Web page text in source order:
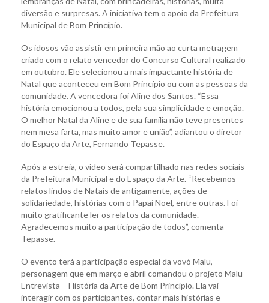
diversão e surpresas. A iniciativa tem o apoio da Prefeitura
Municipal de Bom Princípio.
Os idosos vão assistir em primeira mão ao curta metragem
criado com o relato vencedor do Concurso Cultural realizado
em outubro. Ele selecionou a mais impactante história de
Natal que aconteceu em Bom Princípio ou com as pessoas da
comunidade. A vencedora foi Aline dos Santos. “Essa
história emocionou a todos, pela sua simplicidade e emoção.
O melhor Natal da Aline e de sua família não teve presentes
nem mesa farta, mas muito amor e união”, adiantou o diretor
do Espaço da Arte, Fernando Tepasse.
Após a estreia, o vídeo será compartilhado nas redes sociais
da Prefeitura Municipal e do Espaço da Arte. “Recebemos
relatos lindos de Natais de antigamente, ações de
solidariedade, histórias com o Papai Noel, entre outras. Foi
muito gratificante ler os relatos da comunidade.
Agradecemos muito a participação de todos”, comenta
Tepasse.
O evento terá a participação especial da vovó Malu,
personagem que em março e abril comandou o projeto Malu
Entrevista – História da Arte de Bom Princípio. Ela vai
interagir com os participantes, contar mais histórias e